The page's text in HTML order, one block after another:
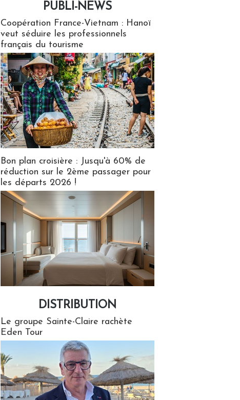
PUBLI-NEWS
Coopération France-Vietnam : Hanoï
veut séduire les professionnels
français du tourisme
Bon plan croisière : Jusqu'à 60% de
réduction sur le 2ème passager pour
les départs 2026 !
DISTRIBUTION
Le groupe Sainte-Claire rachète
Eden Tour